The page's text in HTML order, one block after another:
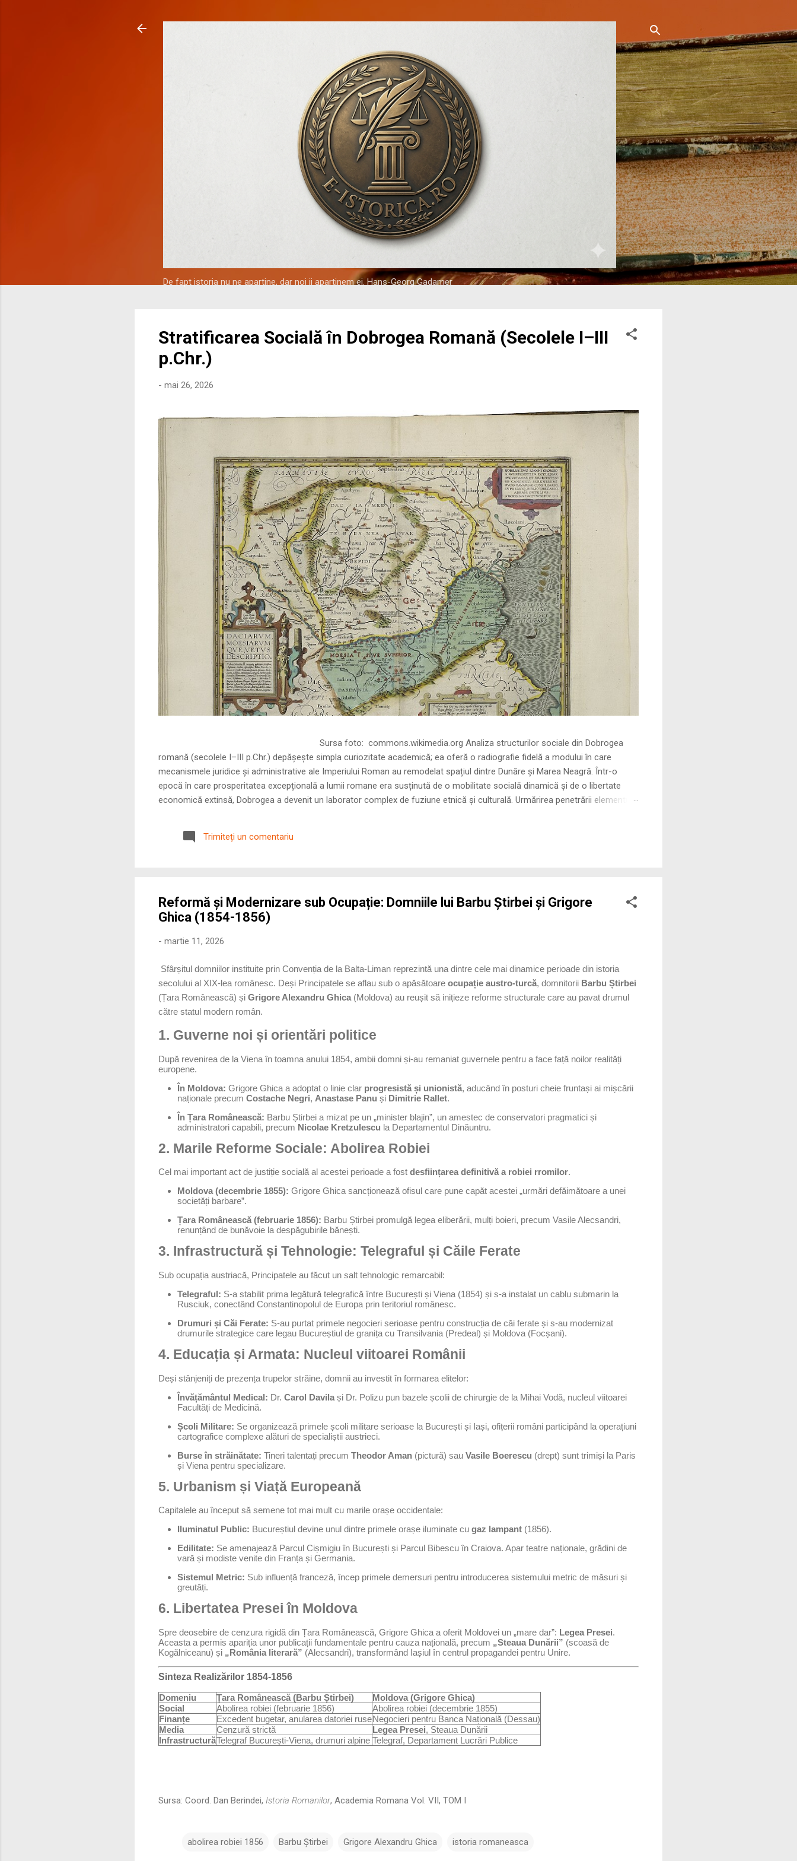
De fapt istoria nu ne apartine, dar noi ii apartinem ei. Hans-Georg Gadamer
Stratificarea Socială în Dobrogea Romană (Secolele I–III
p.Chr.)
- mai 26, 2026
Sursa foto: commons.wikimedia.org Analiza structurilor sociale din Dobrogea
romană (secolele I–III p.Chr.) depășește simpla curiozitate academică; ea oferă o radiografie fidelă a modului în care
mecanismele juridice și administrative ale Imperiului Roman au remodelat spațiul dintre Dunăre și Marea Neagră. Într-o
epocă în care prosperitatea excepțională a lumii romane era susținută de o mobilitate socială dinamică și de o libertate
economică extinsă, Dobrogea a devenit un laborator complex de fuziune etnică și culturală. Urmărirea penetrării elementului
precizie profunzimea și ritmul procesului de rom...
Trimiteți un comentariu
Reformă și Modernizare sub Ocupație: Domniile lui Barbu Știrbei și Grigore
Ghica (1854-1856)
- martie 11, 2026
Sfârșitul domniilor instituite prin Convenția de la Balta-Liman reprezintă una dintre cele mai dinamice perioade din istoria
secolului al XIX-lea românesc. Deși Principatele se aflau sub o apăsătoare ocupație austro-turcă, domnitorii Barbu Știrbei
(Țara Românească) și Grigore Alexandru Ghica (Moldova) au reușit să inițieze reforme structurale care au pavat drumul
către statul modern român.
1. Guverne noi și orientări politice
După revenirea de la Viena în toamna anului 1854, ambii domni și-au remaniat guvernele pentru a face față noilor realități
europene.
În Moldova: Grigore Ghica a adoptat o linie clar progresistă și unionistă, aducând în posturi cheie fruntași ai mișcării
naționale precum Costache Negri, Anastase Panu și Dimitrie Rallet.
În Țara Românească: Barbu Știrbei a mizat pe un „minister blajin”, un amestec de conservatori pragmatici și
administratori capabili, precum Nicolae Kretzulescu la Departamentul Dinăuntru.
2. Marile Reforme Sociale: Abolirea Robiei
Cel mai important act de justiție socială al acestei perioade a fost desființarea definitivă a robiei rromilor.
Moldova (decembrie 1855): Grigore Ghica sancționează ofisul care pune capăt acestei „urmări defăimătoare a unei
societăți barbare”.
Țara Românească (februarie 1856): Barbu Știrbei promulgă legea eliberării, mulți boieri, precum Vasile Alecsandri,
renunțând de bunăvoie la despăgubirile bănești.
3. Infrastructură și Tehnologie: Telegraful și Căile Ferate
Sub ocupația austriacă, Principatele au făcut un salt tehnologic remarcabil:
Telegraful: S-a stabilit prima legătură telegrafică între București și Viena (1854) și s-a instalat un cablu submarin la
Rusciuk, conectând Constantinopolul de Europa prin teritoriul românesc.
Drumuri și Căi Ferate: S-au purtat primele negocieri serioase pentru construcția de căi ferate și s-au modernizat
drumurile strategice care legau Bucureștiul de granița cu Transilvania (Predeal) și Moldova (Focșani).
4. Educația și Armata: Nucleul viitoarei Românii
Deși stânjeniți de prezența trupelor străine, domnii au investit în formarea elitelor:
Învățământul Medical: Dr. Carol Davila și Dr. Polizu pun bazele școlii de chirurgie de la Mihai Vodă, nucleul viitoarei
Facultăți de Medicină.
Școli Militare: Se organizează primele școli militare serioase la București și Iași, ofițerii români participând la operațiuni
cartografice complexe alături de specialiștii austrieci.
Burse în străinătate: Tineri talentați precum Theodor Aman (pictură) sau Vasile Boerescu (drept) sunt trimiși la Paris
și Viena pentru specializare.
5. Urbanism și Viață Europeană
Capitalele au început să semene tot mai mult cu marile orașe occidentale:
Iluminatul Public: Bucureștiul devine unul dintre primele orașe iluminate cu gaz lampant (1856).
Edilitate: Se amenajează Parcul Cișmigiu în București și Parcul Bibescu în Craiova. Apar teatre naționale, grădini de
vară și modiste venite din Franța și Germania.
Sistemul Metric: Sub influență franceză, încep primele demersuri pentru introducerea sistemului metric de măsuri și
greutăți.
6. Libertatea Presei în Moldova
Spre deosebire de cenzura rigidă din Țara Românească, Grigore Ghica a oferit Moldovei un „mare dar”: Legea Presei.
Aceasta a permis apariția unor publicații fundamentale pentru cauza națională, precum „Steaua Dunării” (scoasă de
Kogălniceanu) și „România literară” (Alecsandri), transformând Iașiul în centrul propagandei pentru Unire.
Sinteza Realizărilor 1854-1856
Domeniu Țara Românească (Barbu Știrbei)
Moldova (Grigore Ghica)
Social
Abolirea robiei (februarie 1856)
Abolirea robiei (decembrie 1855)
Finanțe
Excedent bugetar, anularea datoriei ruseNegocieri pentru Banca Națională (Dessau)
Media
Cenzură strictă Legea Presei, Steaua Dunării
InfrastructurăTelegraf București-Viena, drumuri alpine Telegraf, Departament Lucrări Publice
Sursa: Coord. Dan Berindei, Istoria Romanilor, Academia Romana Vol. VII, TOM I
abolirea robiei 1856 Barbu Știrbei Grigore Alexandru Ghica istoria romaneasca